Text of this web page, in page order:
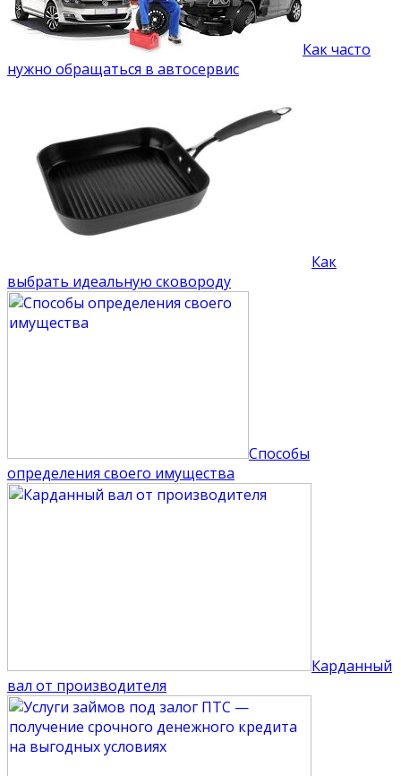
Как часто
нужно обращаться в автосервис
Как
выбрать идеальную сковороду
Способы
определения своего имущества
Карданный
вал от производителя